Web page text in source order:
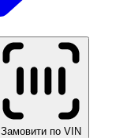
Замовити по VIN